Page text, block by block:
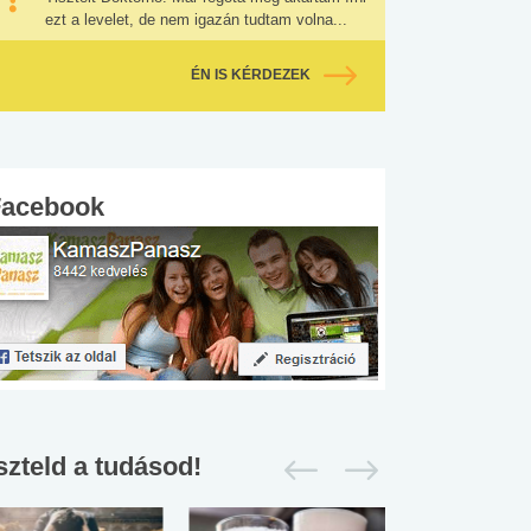
ezt a levelet, de nem igazán tudtam volna...
ÉN IS KÉRDEZEK
a tudásod!